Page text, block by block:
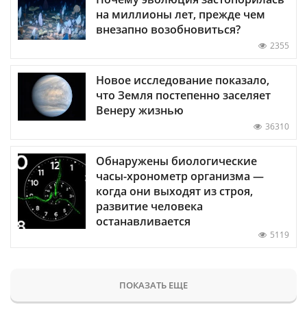
на миллионы лет, прежде чем
внезапно возобновиться?
2355
Новое исследование показало,
что Земля постепенно заселяет
Венеру жизнью
36310
Обнаружены биологические
часы-хронометр организма —
когда они выходят из строя,
развитие человека
останавливается
5119
ПОКАЗАТЬ ЕЩЕ